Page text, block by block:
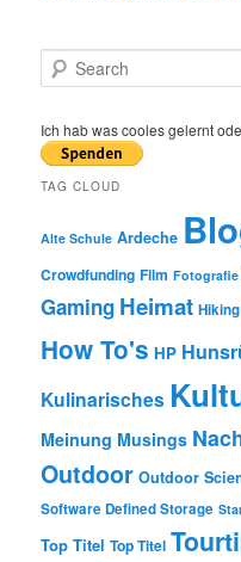
e
r
c
Ich hab was cooles gelernt
TAG CLOUD
Alte Schule Ardeche
Crowdfunding Film Fotografie
Gaming Heimat Hiking
How To's HP
Kulinarisches
Meinung Musings
Outdoor Outdoor
Software Defined Storage
Top Titel Top Titel